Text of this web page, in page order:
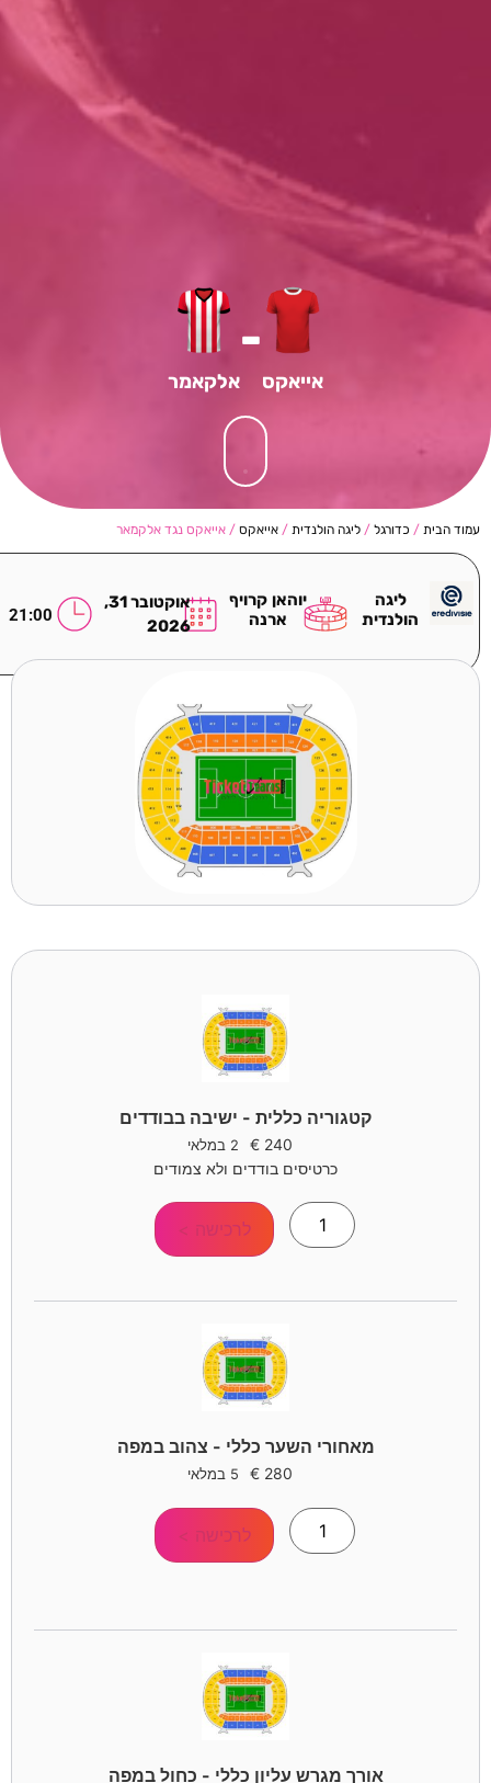
אייאקס
-
אלקאמר
עמוד הבית / כדורגל / ליגה הולנדית / אייאקס / אייאקס נגד אלקמאר
ליגה
הולנדית
יוהאן קרויף
ארנה
אוקטובר 31,
2026
21:00
קטגוריה כללית - ישיבה בבודדים
240
€ 2 במלאי
כרטיסים בודדים ולא צמודים
לרכישה >
מאחורי השער כללי - צהוב במפה
280
€ 5 במלאי
לרכישה >
אורך מגרש עליון כללי - כחול במפה